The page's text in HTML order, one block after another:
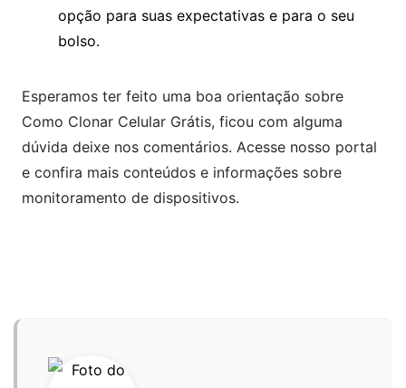
opção para suas expectativas e para o seu
bolso.
Esperamos ter feito uma boa orientação sobre
Como Clonar Celular Grátis, ficou com alguma
dúvida deixe nos comentários. Acesse nosso portal
e confira mais conteúdos e informações sobre
monitoramento de dispositivos.